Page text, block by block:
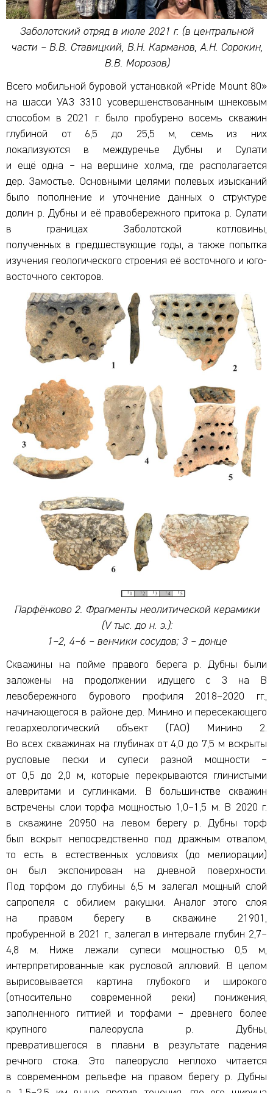
Заболотский отряд в июле 2021 г. (в центральной
части – В.В. Ставицкий, В.Н. Карманов, А.Н. Сорокин,
В.В. Морозов)
Всего мобильной буровой установкой «Pride Mount 80»
на шасси УАЗ 3310 усовершенствованным шнековым
способом в 2021 г. было пробурено восемь скважин
глубиной от 6,5 до 25,5 м, семь из них
локализуются в междуречье Дубны и Сулати
и ещё одна – на вершине холма, где располагается
дер. Замостье. Основными целями полевых изысканий
было пополнение и уточнение данных о структуре
долин р. Дубны и её правобережного притока р. Сулати
в границах Заболотской котловины,
полученных в предшествующие годы, а также попытка
изучения геологического строения её восточного и юго-
восточного секторов.
Парфёнково 2. Фрагменты неолитической керамики
(V тыс. до н. э.):
1–2, 4–6 – венчики сосудов; 3 – донце
Скважины на пойме правого берега р. Дубны были
заложены на продолжении идущего с З на В
левобережного бурового профиля 2018–2020 гг.,
начинающегося в районе дер. Минино и пересекающего
геоархеологический объект (ГАО) Минино 2.
Во всех скважинах на глубинах от 4,0 до 7,5 м вскрыты
русловые пески и супеси разной мощности –
от 0,5 до 2,0 м, которые перекрываются глинистыми
алевритами и суглинками. В большинстве скважин
встречены слои торфа мощностью 1,0–1,5 м. В 2020 г.
в скважине 20950 на левом берегу р. Дубны торф
был вскрыт непосредственно под дражным отвалом,
то есть в естественных условиях (до мелиорации)
он был экспонирован на дневной поверхности.
Под торфом до глубины 6,5 м залегал мощный слой
сапропеля с обилием ракушки. Аналог этого слоя
на правом берегу в скважине 21901,
пробуренной в 2021 г., залегал в интервале глубин 2,7–
4,8 м. Ниже лежали супеси мощностью 0,5 м,
интерпретированные как русловой аллювий. В целом
вырисовывается картина глубокого и широкого
(относительно современной реки) понижения,
заполненного гиттией и торфами – древнего более
крупного палеорусла р. Дубны,
превратившегося в плавни в результате падения
речного стока. Это палеорусло неплохо читается
в современном рельефе на правом берегу р. Дубны